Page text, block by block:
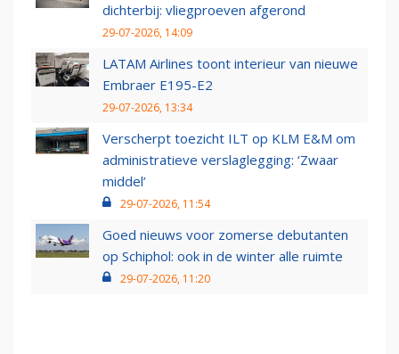
dichterbij: vliegproeven afgerond
29-07-2026, 14:09
LATAM Airlines toont interieur van nieuwe
Embraer E195-E2
29-07-2026, 13:34
Verscherpt toezicht ILT op KLM E&M om
administratieve verslaglegging: ‘Zwaar
middel’
29-07-2026, 11:54
Goed nieuws voor zomerse debutanten
op Schiphol: ook in de winter alle ruimte
29-07-2026, 11:20